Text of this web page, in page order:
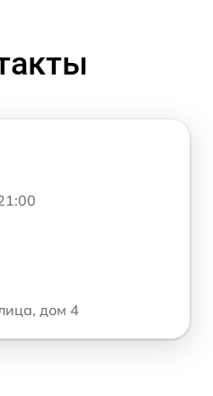
дом 4